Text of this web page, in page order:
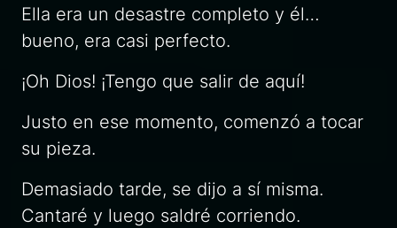
Ella era un desastre completo y él…
bueno, era casi perfecto.
¡Oh Dios! ¡Tengo que salir de aquí!
Justo en ese momento, comenzó a tocar
su pieza.
Demasiado tarde, se dijo a sí misma.
Cantaré y luego saldré corriendo.